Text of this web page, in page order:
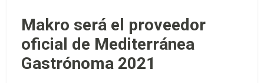
Makro será el proveedor
oficial de Mediterránea
Gastrónoma 2021